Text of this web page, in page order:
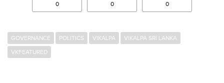
0 0 0
GOVERNANCE POLITICS VIKALPA
VIKALPA SRI LANKA
VKFEATURED